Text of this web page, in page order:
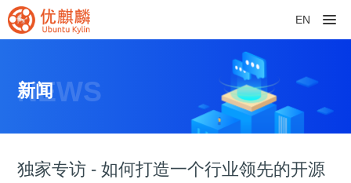
EN
NEWS
新闻
独家专访 - 如何打造一个行业领先的开源